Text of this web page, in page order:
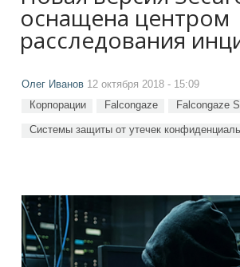
оснащена центром
расследования
Олег Иванов 12 октября 2018 - 15:09
Корпорации Falcongaze Falcongaze
Системы защиты от утечек